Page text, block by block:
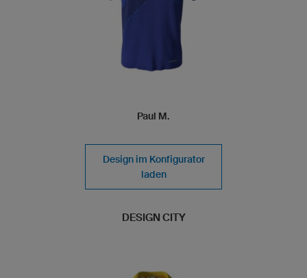
Paul M.
Design im Konfigurator
laden
DESIGN CITY